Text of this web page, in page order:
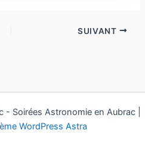
SUIVANT
Soirées Astronomie en Aubrac |
WordPress Astra